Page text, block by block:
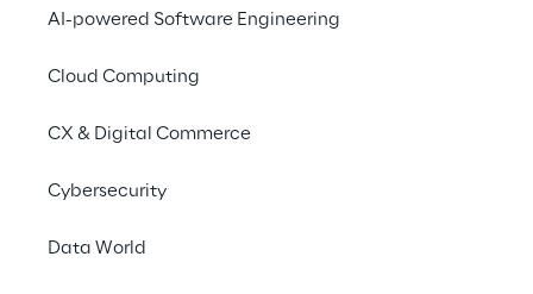
AI-powered Software Engineering
Cloud Computing
CX & Digital Commerce
Cybersecurity
Data World
Transformation Ihres Unternehmens mit
Kontaktieren Sie uns